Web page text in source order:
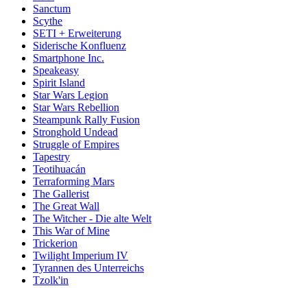
Sanctum
Scythe
SETI + Erweiterung
Siderische Konfluenz
Smartphone Inc.
Speakeasy
Spirit Island
Star Wars Legion
Star Wars Rebellion
Steampunk Rally Fusion
Stronghold Undead
Struggle of Empires
Tapestry
Teotihuacán
Terraforming Mars
The Gallerist
The Great Wall
The Witcher - Die alte Welt
This War of Mine
Trickerion
Twilight Imperium IV
Tyrannen des Unterreichs
Tzolk'in